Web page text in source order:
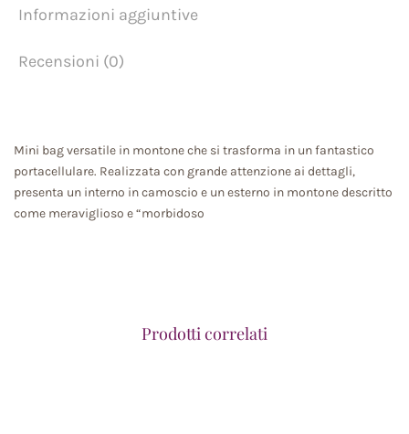
Informazioni aggiuntive
Recensioni (0)
Mini bag versatile in montone che si trasforma in un fantastico
portacellulare. Realizzata con grande attenzione ai dettagli,
presenta un interno in camoscio e un esterno in montone descritto
come meraviglioso e “morbidoso
Prodotti correlati